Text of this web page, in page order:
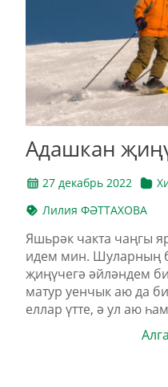
Адашкан
27 декабрь 2022
Лилия ФӘТТАХОВА
Яшьрәк чакта чаңгы
идем мин. Шуларның
җиңүчегә әйләндем
матур уенчык аю да
еллар үтте, ә ул аю